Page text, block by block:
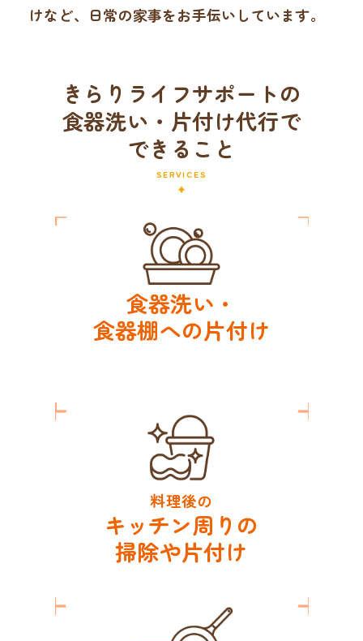
けなど、日常の家事をお手伝いしています。
きらりライフサポートの
食器洗い・片付け代行で
できること
SERVICES
食器洗い・
食器棚への片付け
料理後の
キッチン周りの
掃除や片付け